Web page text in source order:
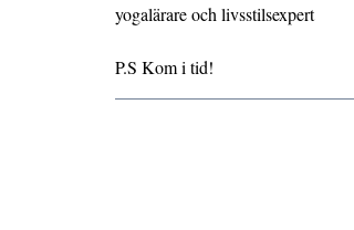
yogalärare och livsstilsexpert
P.S Kom i tid!